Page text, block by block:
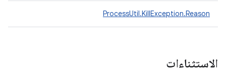
ProcessUtil.KillException.Reason
الاستثناءات